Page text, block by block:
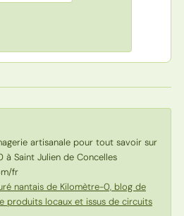
artisanale pour tout savoir sur
à Saint Julien de Concelles
fr